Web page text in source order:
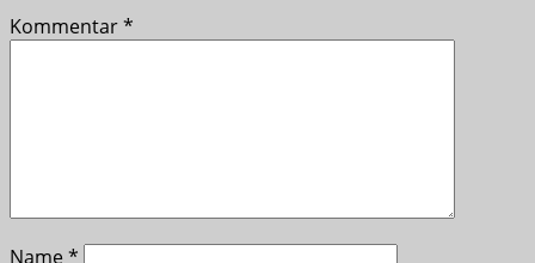
Kommentar*
Name*